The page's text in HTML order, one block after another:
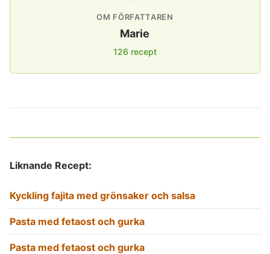
OM FÖRFATTAREN
Marie
126 recept
Liknande Recept:
Kyckling fajita med grönsaker och salsa
Pasta med fetaost och gurka
Pasta med fetaost och gurka